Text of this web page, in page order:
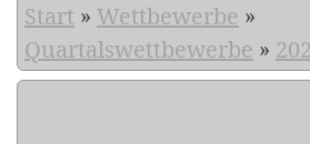
Start » Wettbewerbe »
Quartalswettbewerbe »